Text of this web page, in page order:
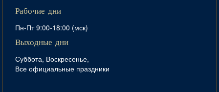
Рабочие дни
Пн-Пт 9:00-18:00 (мск)
Выходные дни
Суббота, Воскресенье,
Все официальные праздники